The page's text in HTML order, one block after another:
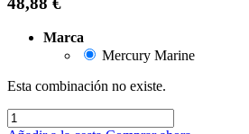
Marca
Mercury Marine
Esta combinación no existe.